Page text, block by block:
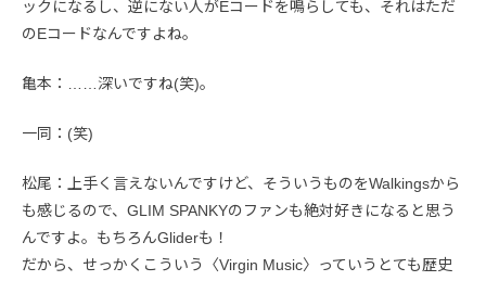
ックになるし、逆にない人がEコードを鳴らしても、それはただ
のEコードなんですよね。
亀本：……深いですね(笑)。
一同：(笑)
松尾：上手く言えないんですけど、そういうものをWalkingsから
も感じるので、GLIM SPANKYのファンも絶対好きになると思う
んですよ。もちろんGliderも！
だから、せっかくこういう〈Virgin Music〉っていうとても歴史